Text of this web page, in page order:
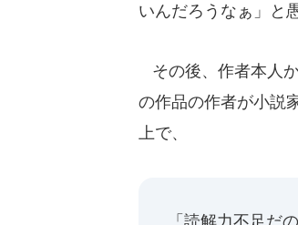
いんだろうなぁ」と
その後、作者本人
の作品の作者が小説
上で、
「読解力不足だ